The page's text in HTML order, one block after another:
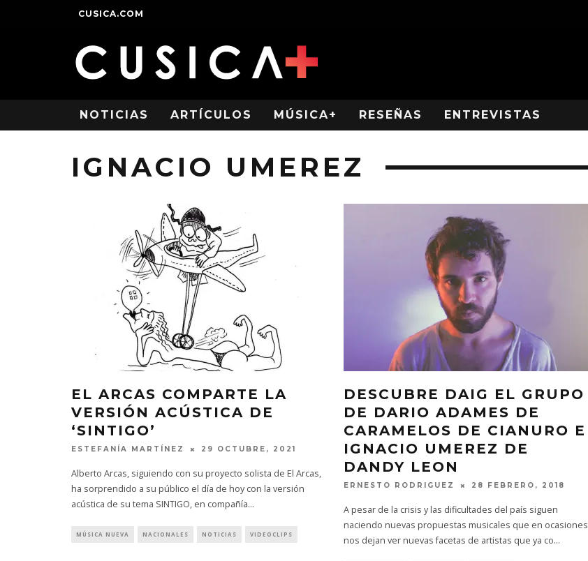
CUSICA.COM
NOTICIAS ARTÍCULOS MÚSICA+ RESEÑAS ENTREVISTAS
IGNACIO UMEREZ
EL ARCAS COMPARTE LA
VERSIÓN ACÚSTICA DE
‘SINTIGO’
ESTEFANÍA MARTÍNEZ 29 OCTUBRE, 2021
Alberto Arcas, siguiendo con su proyecto solista de El Arcas,
ha sorprendido a su público el día de hoy con la versión
acústica de su tema SINTIGO, en compañía...
MÚSICA NUEVA NACIONALES NOTICIAS VIDEOCLIPS
DESCUBRE DAIG EL GRUPO
DE DARIO ADAMES DE
CARAMELOS DE CIANURO E
IGNACIO UMEREZ DE
DANDY LEON
ERNESTO RODRIGUEZ 28 FEBRERO, 2018
A pesar de la crisis y las dificultades del país siguen
naciendo nuevas propuestas musicales que en ocasiones
nos dejan ver nuevas facetas de artistas que ya co...